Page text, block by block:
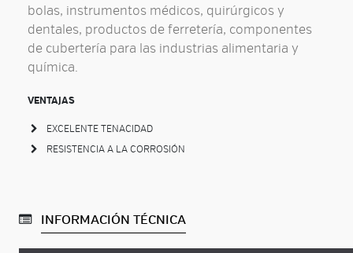
bolas, instrumentos médicos, quirúrgicos y
dentales, productos de ferretería, componentes
de cubertería para las industrias alimentaria y
química.
VENTAJAS
EXCELENTE TENACIDAD
RESISTENCIA A LA CORROSIÓN
INFORMACIÓN TÉCNICA